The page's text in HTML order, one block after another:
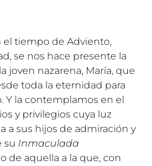
el tiempo de Adviento,
se nos hace presente la
joven nazarena, María, que
toda la eternidad para
Y la contemplamos en el
y privilegios cuya luz
a sus hijos de admiración y
su Inmaculada
de aquella a la que, con